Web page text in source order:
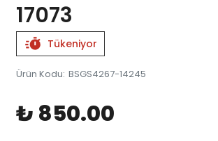
17073
Tükeniyor
Ürün Kodu: BSGS4267-14245
₺ 850.00